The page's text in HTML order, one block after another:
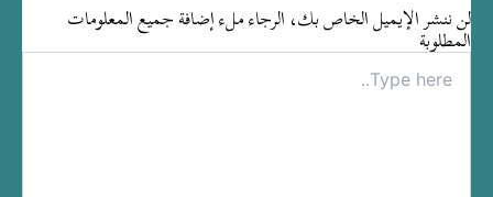
لن ننشر الإيميل الخاص بك، الرجاء ملء إضافة جميع المعلومات
المطلوبة
Type
here..